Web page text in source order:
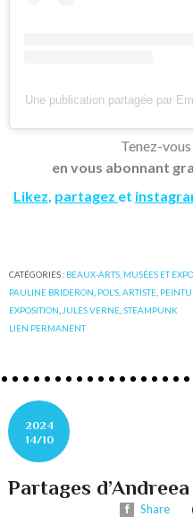
Une publication partagée par
Tenez-
en vous abonnant
Likez, partagez et
CATÉGORIES : BEAUX-ARTS, MUSÉES ET
PAULINE BRIDERON POL’S ,ARTISTE
EXPOSITION JULES VERNE ,STEAMPUNK
LIEN PERMANENT
2024
14/10
Partages
Share